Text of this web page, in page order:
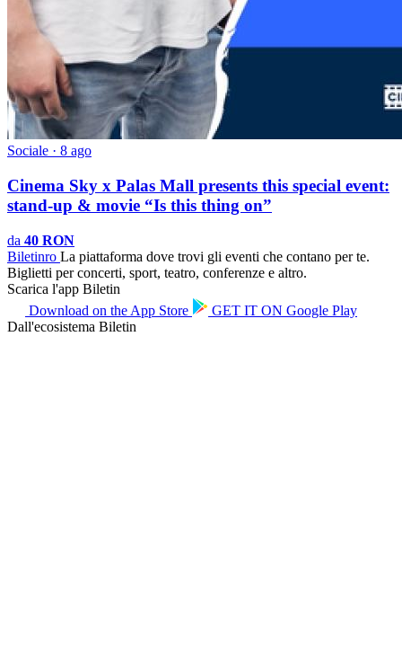
Sociale · 8 ago
Cinema Sky x Palas Mall presents this special event:
stand-up & movie “Is this thing on”
da 40 RON
Biletinro La piattaforma dove trovi gli eventi che contano per te.
Biglietti per concerti, sport, teatro, conferenze e altro.
Scarica l'app Biletin
Download on the App Store GET IT ON Google Play
Dall'ecosistema Biletin